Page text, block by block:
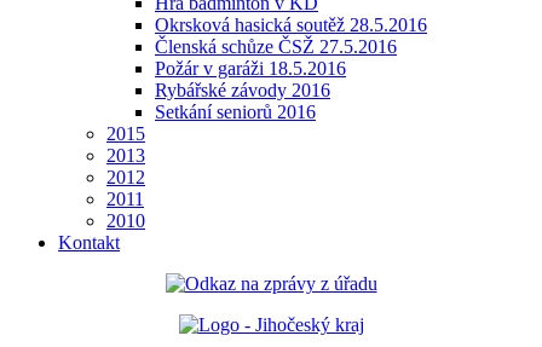
Okrsková hasická soutěž 28.5.2016
Členská schůze ČSŽ 27.5.2016
Požár v garáži 18.5.2016
Rybářské závody 2016
Setkání seniorů 2016
2015
2013
2012
2011
2010
Kontakt